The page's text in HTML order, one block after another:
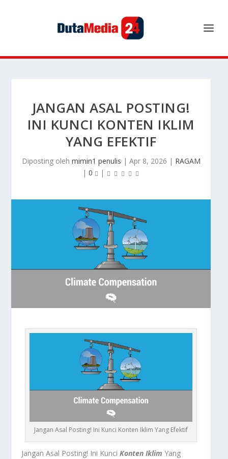
JANGAN ASAL POSTING!
INI KUNCI KONTEN IKLIM
YANG EFEKTIF
Diposting oleh mimin1 penulis | Apr 8, 2026 | RAGAM
| 0 |
Jangan Asal Posting! Ini Kunci Konten Iklim Yang Efektif
Jangan Asal Posting! Ini KunciKonten Iklim Yang